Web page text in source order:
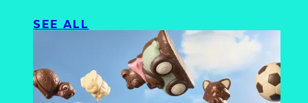
SEE ALL